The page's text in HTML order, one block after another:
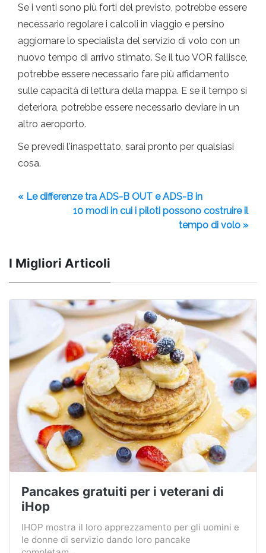
Se i venti sono più forti del previsto, potrebbe essere
necessario regolare i calcoli in viaggio e persino
aggiornare lo specialista del servizio di volo con un
nuovo tempo di arrivo stimato. Se il tuo VOR fallisce,
potrebbe essere necessario fare più affidamento
sulle capacità di lettura della mappa. E se il tempo si
deteriora, potrebbe essere necessario deviare in un
altro aeroporto.
Se prevedi l'inaspettato, sarai pronto per qualsiasi
cosa.
« Le differenze tra ADS-B OUT e ADS-B in
10 modi in cui i piloti possono costruire il
tempo di volo »
I Migliori Articoli
Pancakes gratuiti per i veterani di
iHop
IHOP mostra il loro apprezzamento per gli uomini e
le donne di servizio dando loro pancake